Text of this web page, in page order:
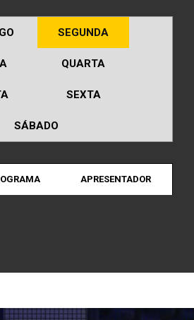
SEGUNDA
QUARTA
SEXTA
SÁBADO
APRESENTADOR